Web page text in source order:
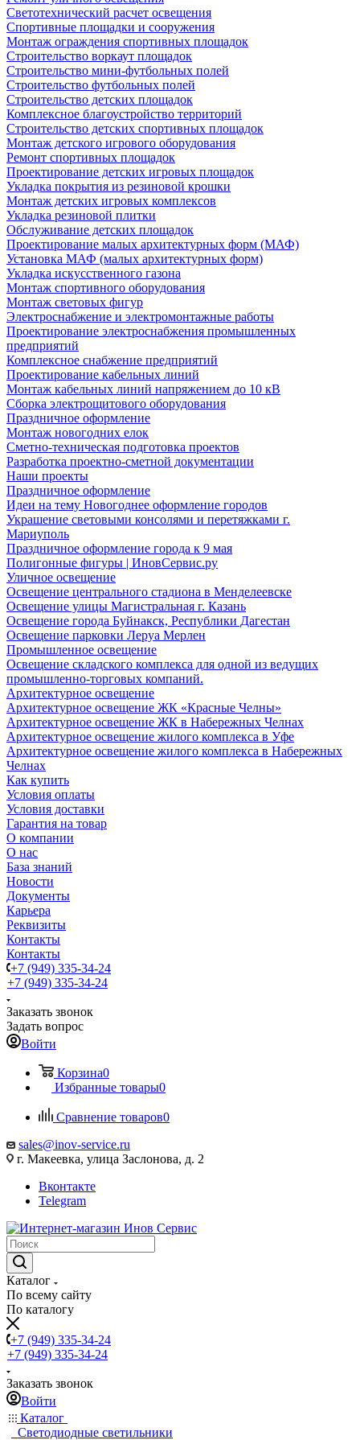
Светотехнический расчет освещения
Спортивные площадки и сооружения
Монтаж ограждения спортивных площадок
Строительство воркаут площадок
Строительство мини-футбольных полей
Строительство футбольных полей
Строительство детских площадок
Комплексное благоустройство территорий
Строительство детских спортивных площадок
Монтаж детского игрового оборудования
Ремонт спортивных площадок
Проектирование детских игровых площадок
Укладка покрытия из резиновой крошки
Монтаж детских игровых комплексов
Укладка резиновой плитки
Обслуживание детских площадок
Проектирование малых архитектурных форм (МАФ)
Установка МАФ (малых архитектурных форм)
Укладка искусственного газона
Монтаж спортивного оборудования
Монтаж световых фигур
Электроснабжение и электромонтажные работы
Проектирование электроснабжения промышленных
предприятий
Комплексное снабжение предприятий
Проектирование кабельных линий
Монтаж кабельных линий напряжением до 10 кВ
Сборка электрощитового оборудования
Праздничное оформление
Монтаж новогодних елок
Сметно-техническая подготовка проектов
Разработка проектно-сметной документации
Наши проекты
Праздничное оформление
Идеи на тему Новогоднее оформление городов
Украшение световыми консолями и перетяжками г.
Мариуполь
Праздничное оформление города к 9 мая
Полигонные фигуры | ИновСервис.ру
Уличное освещение
Освещение центрального стадиона в Менделеевске
Освещение улицы Магистральная г. Казань
Освещение города Буйнакск, Республики Дагестан
Освещение парковки Леруа Мерлен
Промышленное освещение
Освещение складского комплекса для одной из ведущих
промышленно-торговых компаний.
Архитектурное освещение
Архитектурное освещение ЖК «Красные Челны»
Архитектурное освещение ЖК в Набережных Челнах
Архитектурное освещение жилого комплекса в Уфе
Архитектурное освещение жилого комплекса в Набережных
Челнах
Как купить
Условия оплаты
Условия доставки
Гарантия на товар
О компании
О нас
База знаний
Новости
Документы
Карьера
Реквизиты
Контакты
Контакты
+7 (949) 335-34-24
+7 (949) 335-34-24
Заказать звонок
Задать вопрос
Войти
Корзина0
Избранные товары0
Сравнение товаров0
sales@inov-service.ru
г. Макеевка, улица Заслонова, д. 2
Вконтакте
Telegram
Каталог
По всему сайту
По каталогу
+7 (949) 335-34-24
+7 (949) 335-34-24
Заказать звонок
Войти
Каталог
Светодиодные светильники